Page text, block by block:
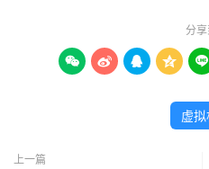
分享
    
虚拟
上一篇